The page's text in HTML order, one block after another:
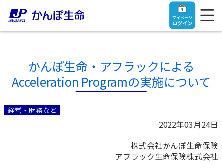
マイページ
ログイン
トップ
ご契約者さま
かんぽ生命・アフラックによる
Acceleration Programの実施について
経営・財務など
2022年03月24日
株式会社かんぽ生命保険
アフラック生命保険株式会社